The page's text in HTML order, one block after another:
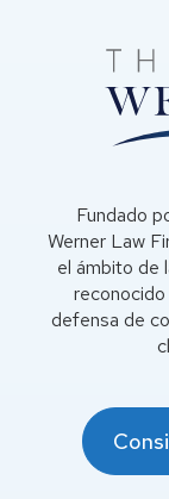
costes se
en el
Fundado
Werner Law
el ámbito de
defensa de